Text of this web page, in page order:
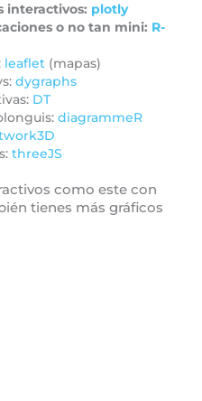
interactivos: plotly
o no tan mini: R-
leaflet (mapas)
dygraphs
DT
diagrammeR
threeJS
como este con
tienes más gráficos